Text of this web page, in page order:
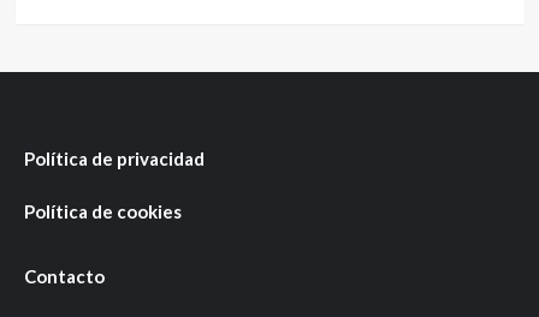
Política de privacidad
Política de cookies
Contacto